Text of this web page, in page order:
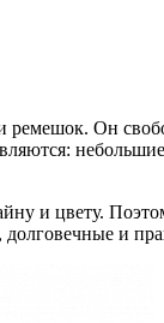
Он
и цвету.
и